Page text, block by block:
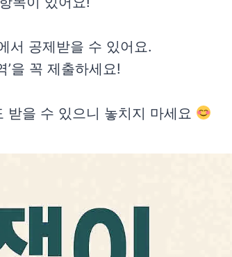
서 공제받을 수 있어요.
’을 꼭 제출하세요!
받을 수 있으니 놓치지 마세요